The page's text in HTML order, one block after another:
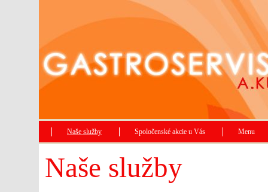
Naše služby Spoločenské akcie u Vás Menu
Naše služby